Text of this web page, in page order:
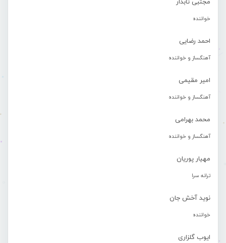
مجتبی تابدار
خواننده
احمد رضایی
آهنگساز و خواننده
امیر مقیمی
آهنگساز و خواننده
محمد بهرامی
آهنگساز و خواننده
مهیار پوریان
ترانه سرا
نوید آخش جان
خواننده
ایوب گلزاری